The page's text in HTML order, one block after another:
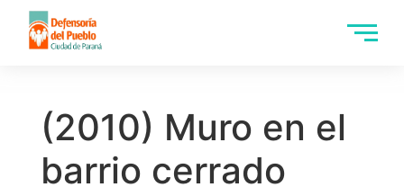
(2010) Muro en el
barrio cerrado